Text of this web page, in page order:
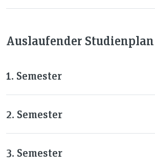
Auslaufender Studienplan
1. Semester
2. Semester
3. Semester